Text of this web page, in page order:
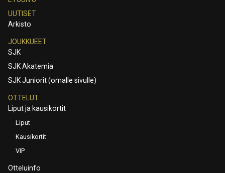
UUTISET
Arkisto
JOUKKUEET
SJK
SJK Akatemia
SJK Juniorit (omalle sivulle)
OTTELUT
Liput ja kausikortit
Liput
Kausikortit
VIP
Otteluinfo